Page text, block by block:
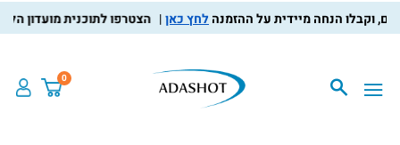
לחץ כאן הצטרפו לתוכנית מועדון הלקוחות,
0